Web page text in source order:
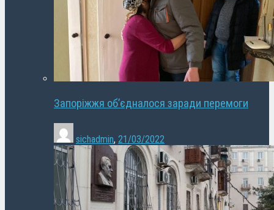
Запоріжжя об’єдналося заради перемоги
sichadmin, 21/03/2022